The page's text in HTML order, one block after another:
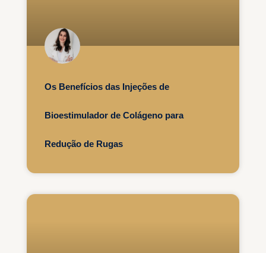
Os Benefícios das Injeções de
Bioestimulador de Colágeno para
Redução de Rugas